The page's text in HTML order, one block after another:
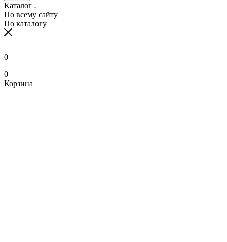
Каталог
По всему сайту
По каталогу
0
0
Корзина